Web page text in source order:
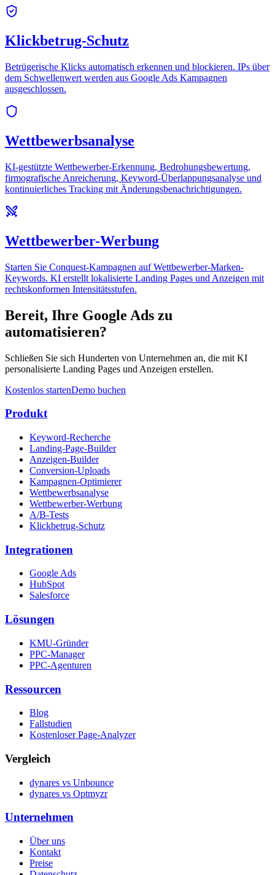
Klickbetrug-Schutz
Betrügerische Klicks automatisch erkennen und blockieren. IPs über
dem Schwellenwert werden aus Google Ads Kampagnen
ausgeschlossen.
Wettbewerbsanalyse
KI-gestützte Wettbewerber-Erkennung, Bedrohungsbewertung,
firmografische Anreicherung, Keyword-Überlappungsanalyse und
kontinuierliches Tracking mit Änderungsbenachrichtigungen.
Wettbewerber-Werbung
Starten Sie Conquest-Kampagnen auf Wettbewerber-Marken-
Keywords. KI erstellt lokalisierte Landing Pages und Anzeigen mit
rechtskonformen Intensitätsstufen.
Bereit, Ihre Google Ads zu
automatisieren?
Schließen Sie sich Hunderten von Unternehmen an, die mit KI
personalisierte Landing Pages und Anzeigen erstellen.
Kostenlos startenDemo buchen
Produkt
Keyword-Recherche
Landing-Page-Builder
Anzeigen-Builder
Conversion-Uploads
Kampagnen-Optimierer
Wettbewerbsanalyse
Wettbewerber-Werbung
A/B-Tests
Klickbetrug-Schutz
Integrationen
Google Ads
HubSpot
Salesforce
Lösungen
KMU-Gründer
PPC-Manager
PPC-Agenturen
Ressourcen
Blog
Fallstudien
Kostenloser Page-Analyzer
Vergleich
dynares vs Unbounce
dynares vs Optmyzr
Unternehmen
Über uns
Kontakt
Preise